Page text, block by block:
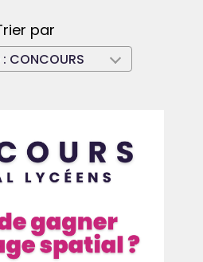
par
CONCOURS